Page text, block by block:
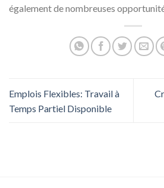
également de nombreuses
Emplois Flexibles: Travail à
Temps Partiel Disponible